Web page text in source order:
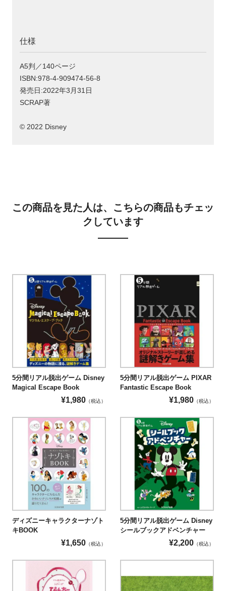
仕様
A5判／140ページ
ISBN:978-4-909474-56-8
発売日:2022年3月31日
SCRAP著
© 2022 Disney
この商品を見た人は、こちらの商品もチェッ
クしています
5分間リアル脱出ゲーム Disney
Magical Escape Book
¥1,980 （税込）
5分間リアル脱出ゲーム PIXAR
Fantastic Escape Book
¥1,980 （税込）
ディズニーキャラクターナゾト
キBOOK
¥1,650 （税込）
5分間リアル脱出ゲーム Disney
シールブックアドベンチャー
¥2,200 （税込）